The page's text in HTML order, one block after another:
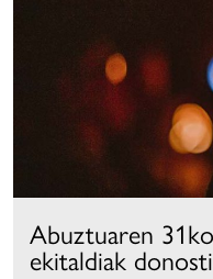
Abuztuaren
ekitaldiak